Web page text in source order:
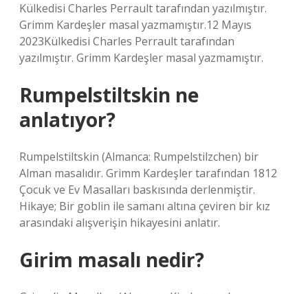
Külkedisi Charles Perrault tarafından yazılmıştır.
Grimm Kardeşler masal yazmamıştır.12 Mayıs
2023Külkedisi Charles Perrault tarafından
yazılmıştır. Grimm Kardeşler masal yazmamıştır.
Rumpelstiltskin ne
anlatıyor?
Rumpelstiltskin (Almanca: Rumpelstilzchen) bir
Alman masalıdır. Grimm Kardeşler tarafından 1812
Çocuk ve Ev Masalları baskısında derlenmiştir.
Hikaye; Bir goblin ile samanı altına çeviren bir kız
arasındaki alışverişin hikayesini anlatır.
Girim masalı nedir?